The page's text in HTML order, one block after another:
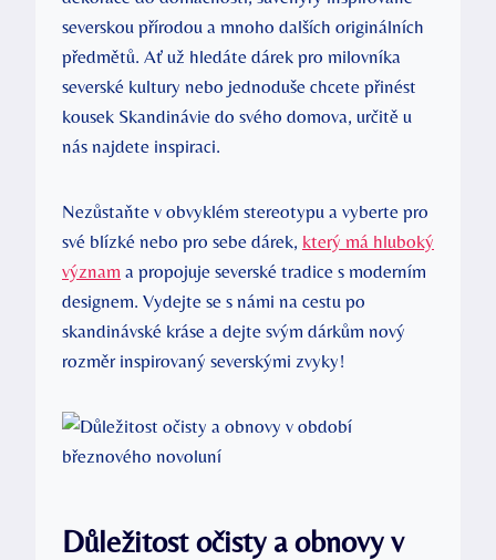
severskou přírodou a mnoho dalších originálních
předmětů. Ať už hledáte dárek pro milovníka
severské kultury nebo jednoduše chcete přinést
kousek Skandinávie do svého domova, určitě u
nás najdete inspiraci.
Nezůstaňte v obvyklém stereotypu a vyberte pro
své blízké nebo pro sebe dárek, který má hluboký
význam a propojuje severské tradice s moderním
designem. Vydejte se s námi na cestu po
skandinávské kráse a dejte svým dárkům nový
rozměr inspirovaný severskými zvyky!
Důležitost očisty a obnovy v